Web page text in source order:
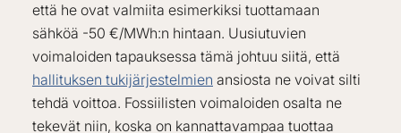
että he ovat valmiita esimerkiksi tuottamaan
sähköä -50 €/MWh:n hintaan. Uusiutuvien
voimaloiden tapauksessa tämä johtuu siitä, että
hallituksen tukijärjestelmien ansiosta ne voivat silti
tehdä voittoa. Fossiilisten voimaloiden osalta ne
tekevät niin, koska on kannattavampaa tuottaa